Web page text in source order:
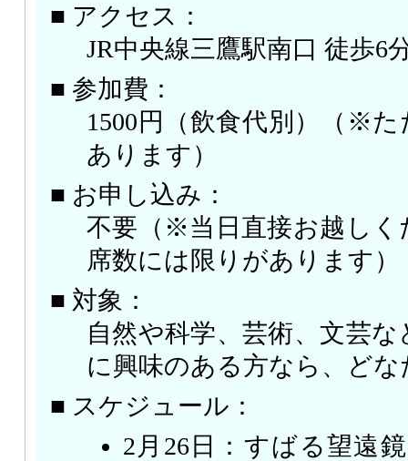
■ アクセス：
JR中央線三鷹駅南口 徒歩6
■ 参加費：
1500円（飲食代別）（※た
あります）
■ お申し込み：
不要（※当日直接お越しく
席数には限りがあります）
■ 対象：
自然や科学、芸術、文芸
に興味のある方なら、どな
■ スケジュール：
2月26日：すばる望遠